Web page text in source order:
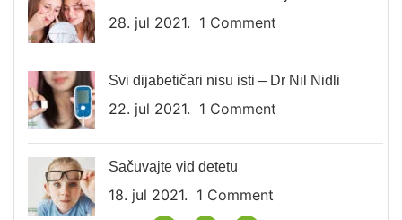
28. jul 2021. 1 Comment
Svi dijabetičari nisu isti – Dr Nil Nidli
22. jul 2021. 1 Comment
Sačuvajte vid detetu
18. jul 2021. 1 Comment